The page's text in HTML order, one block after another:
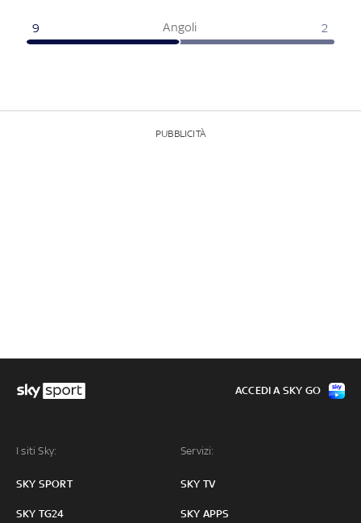
Angoli
9 2
PUBBLICITÀ
I siti Sky:
SKY SPORT
SKY TG24
Servizi:
SKY TV
SKY APPS
ACCEDI A SKY GO